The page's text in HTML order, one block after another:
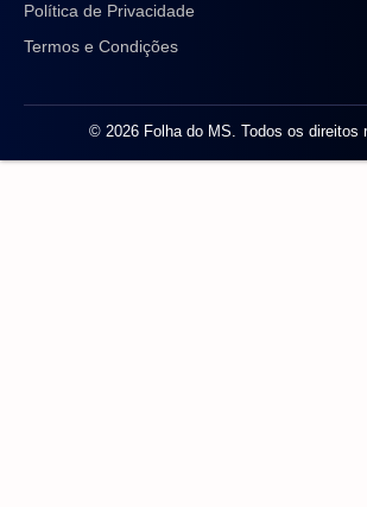
Política de Privacidade
Termos e Condições
© 2026 Folha do MS. Todos os direitos